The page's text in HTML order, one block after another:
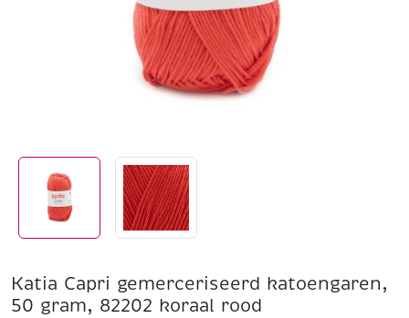
Katia Capri gemerceriseerd katoengaren,
50 gram, 82202 koraal rood